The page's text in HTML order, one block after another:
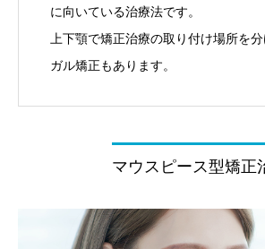
に向いている治療法です。
上下顎で矯正治療の取り付け場所を
ガル矯正もあります。
マウスピース型矯正